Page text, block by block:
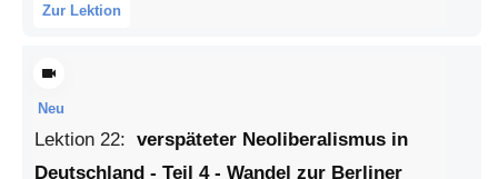
Zur Lektion
Neu
Lektion 22: verspäteter Neoliberalismus in
Deutschland - Teil 4 - Wandel zur Berliner